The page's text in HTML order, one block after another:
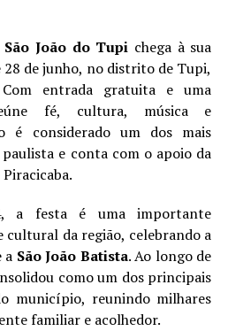
São João do Tupi chega à sua
28 de junho, no distrito de Tupi,
entrada gratuita e uma
fé, cultura, música e
é considerado um dos mais
e conta com o apoio da
a festa é uma importante
cultural da região, celebrando a
a São João Batista. Ao longo de
como um dos principais
município, reunindo milhares
familiar e acolhedor.